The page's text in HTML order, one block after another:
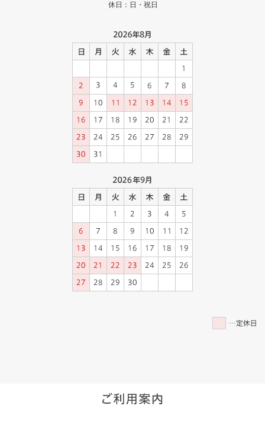
休日：日・祝日